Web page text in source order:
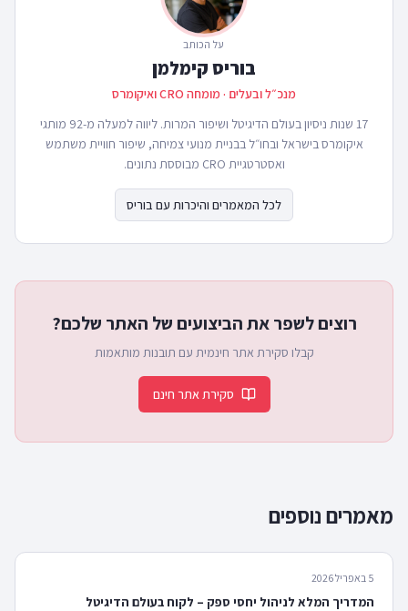
על הכותב
בוריס קימלמן
מנכ״ל ובעלים · מומחה CRO ואיקומרס
17 שנות ניסיון בעולם הדיגיטל ושיפור המרות. ליווה למעלה מ-92 מותגי
איקומרס בישראל ובחו״ל בבניית מנועי צמיחה, שיפור חוויית משתמש
ואסטרטגיית CRO מבוססת נתונים.
לכל המאמרים והיכרות עם בוריס
רוצים לשפר את הביצועים של האתר שלכם?
קבלו סקירת אתר חינמית עם תובנות מותאמות
סקירת אתר חינם
מאמרים נוספים
5 באפריל 2026
המדריך המלא לניהול יחסי ספק – לקוח בעולם הדיגיטל